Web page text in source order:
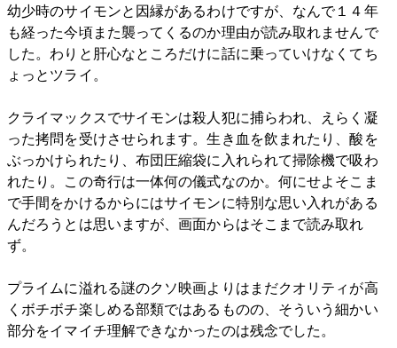
幼少時のサイモンと因縁があるわけですが、なんで１４年
も経った今頃また襲ってくるのか理由が読み取れませんで
した。わりと肝心なところだけに話に乗っていけなくてち
ょっとツライ。
クライマックスでサイモンは殺人犯に捕らわれ、えらく凝
った拷問を受けさせられます。生き血を飲まれたり、酸を
ぶっかけられたり、布団圧縮袋に入れられて掃除機で吸わ
れたり。この奇行は一体何の儀式なのか。何にせよそこま
で手間をかけるからにはサイモンに特別な思い入れがある
んだろうとは思いますが、画面からはそこまで読み取れ
ず。
プライムに溢れる謎のクソ映画よりはまだクオリティが高
くボチボチ楽しめる部類ではあるものの、そういう細かい
部分をイマイチ理解できなかったのは残念でした。